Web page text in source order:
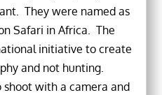
They were named as
Safari in Africa. The
initiative to create
and not hunting.
with a camera and